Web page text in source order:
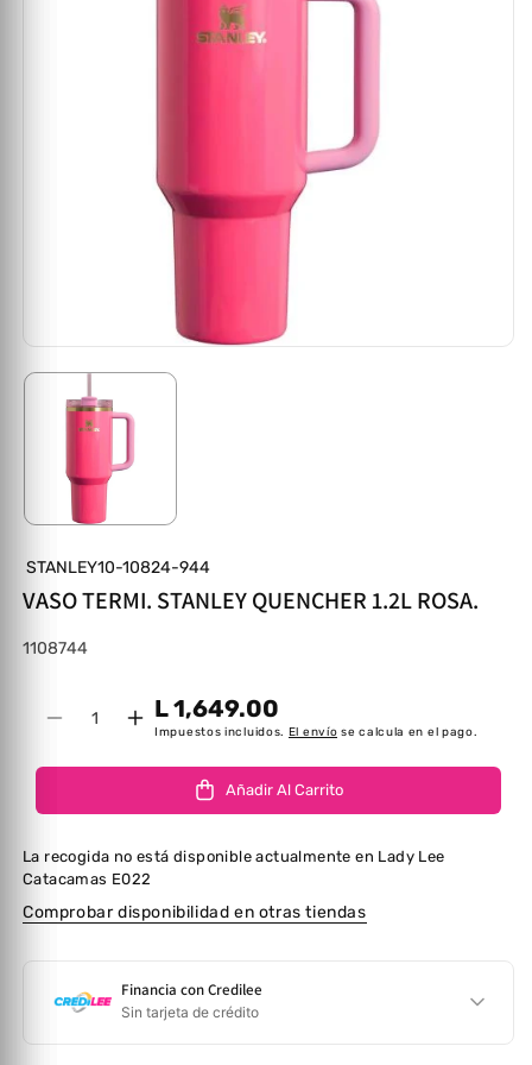
STANLEY10-10824-944
VASO TERMI. STANLEY QUENCHER 1.2L ROSA.
SKU:
1108744
Disminuir cantidad para VASO TERMI.
Cantidad
Aumentar cantidad para VASO TERMI.
L 1,649.00
Impuestos incluidos. El envío se calcula en el pago.
Añadir Al Carrito
La recogida no está disponible actualmente en Lady Lee
Catacamas E022
Comprobar disponibilidad en otras tiendas
Financia con Credilee
Sin tarjeta de crédito